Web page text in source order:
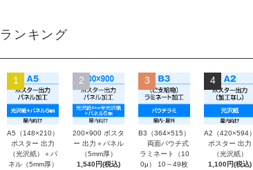
ランキング
1
A5（148×210）
ポスター 出力
（光沢紙）＋パ
ネル（5mm厚）
2
200×900 ポスタ
ー 出力＋パネル
（5mm厚）
1,540円(税込)
3
B3（364×515）
両面パウチ式
ラミネート（10
0μ） 10～49枚
4
A2（420×594）
ポスター 出力
（光沢紙）
1,100円(税込)